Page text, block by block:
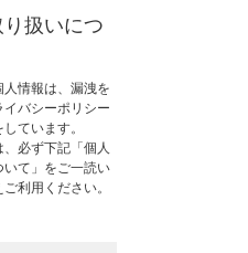
扱いにつ
情報は、漏洩を
バシーポリシー
ています。
必ず下記「個人
て」をご一読い
利用ください。